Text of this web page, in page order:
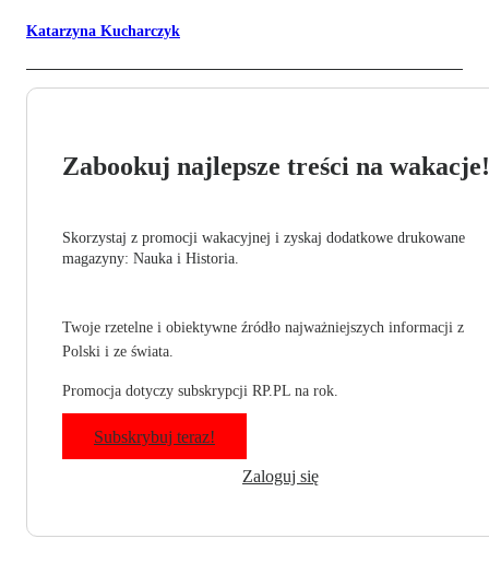
Katarzyna Kucharczyk
Zabookuj najlepsze treści na wakacje!
Skorzystaj z promocji wakacyjnej i zyskaj dodatkowe drukowane
magazyny: Nauka i Historia.
Twoje rzetelne i obiektywne źródło najważniejszych informacji z
Polski i ze świata.
Promocja dotyczy subskrypcji RP.PL na rok.
Subskrybuj teraz!
Zaloguj się